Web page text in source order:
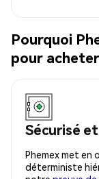
Pourquoi
pour
Sécurisé
Phemex met
déterministe